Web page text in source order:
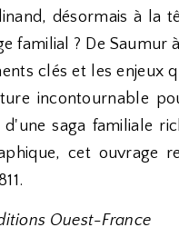
désormais à la
familial ? De Saumur
clés et les enjeux
incontournable
saga familiale
cet ouvrage
Ouest-France